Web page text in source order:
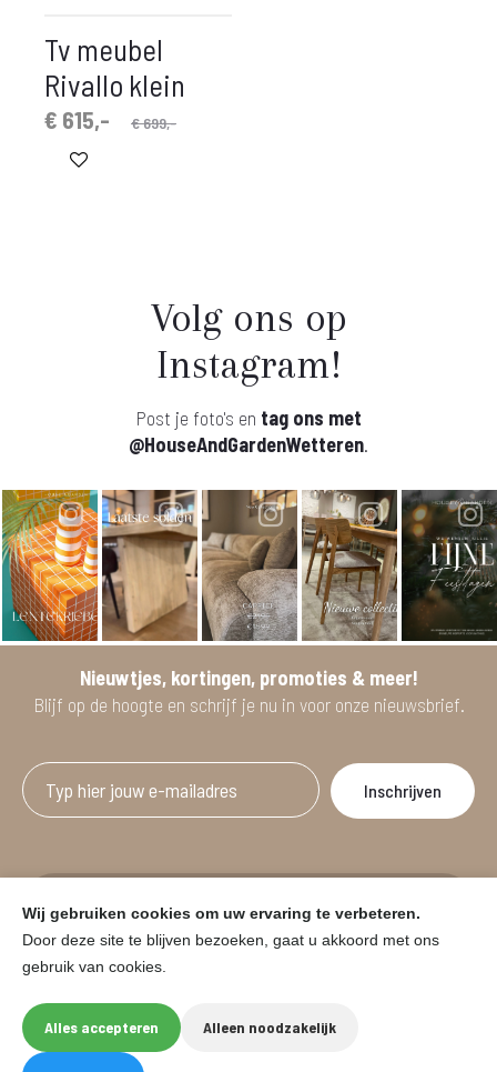
Tv meubel
Rivallo klein
€699,-
prijs
€ 615,-
Volg ons op
Instagram!
Post je foto's en tag ons met
@HouseAndGardenWetteren.
Nieuwtjes, kortingen, promoties & meer!
Blijf op de hoogte en schrijf je nu in voor onze nieuwsbrief.
vanaf minimum 2 willekeurige artikelen.
Onder voorbehoud van prijswijzigingen in de winkel en typfouten.
Wij gebruiken cookies om uw ervaring te verbeteren.
Door deze site te blijven bezoeken, gaat u akkoord met ons
gebruik van cookies.
Alles accepteren Alleen noodzakelijk